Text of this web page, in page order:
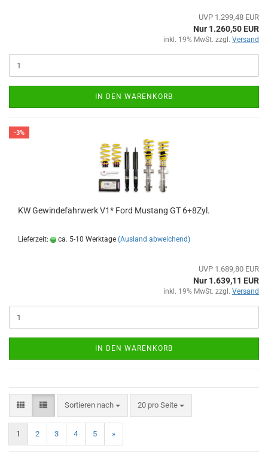
UVP 1.299,48 EUR
Nur 1.260,50 EUR
inkl. 19% MwSt. zzgl. Versand
IN DEN WARENKORB
-3%
KW Gewindefahrwerk V1* Ford Mustang GT 6+8Zyl.
Lieferzeit: ca. 5-10 Werktage (Ausland abweichend)
UVP 1.689,80 EUR
Nur 1.639,11 EUR
inkl. 19% MwSt. zzgl. Versand
IN DEN WARENKORB
Sortieren nach
Sortieren nach 20 pro Seite
pro Seite
1 2 3 4 5 »